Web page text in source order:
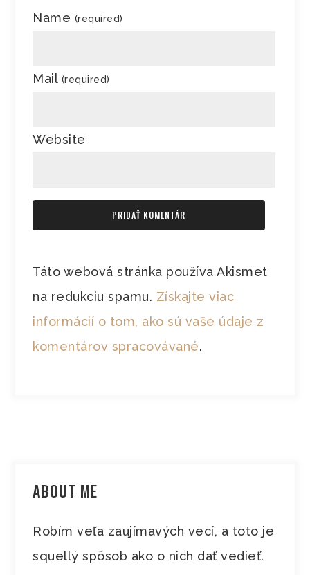
Name (required)
Mail (required)
Website
Táto webová stránka používa Akismet
na redukciu spamu. Získajte viac
informácií o tom, ako sú vaše údaje z
komentárov spracovávané.
ABOUT ME
Robím veľa zaujímavých vecí, a toto je
squellý spôsob ako o nich dať vedieť.